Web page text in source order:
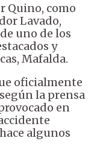
Quino, como
Lavado,
uno de los
y
Mafalda.
oficialmente
la prensa
en
algunos